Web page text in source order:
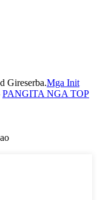
Gireserba.Mga Init
PANGITA NGA TOP